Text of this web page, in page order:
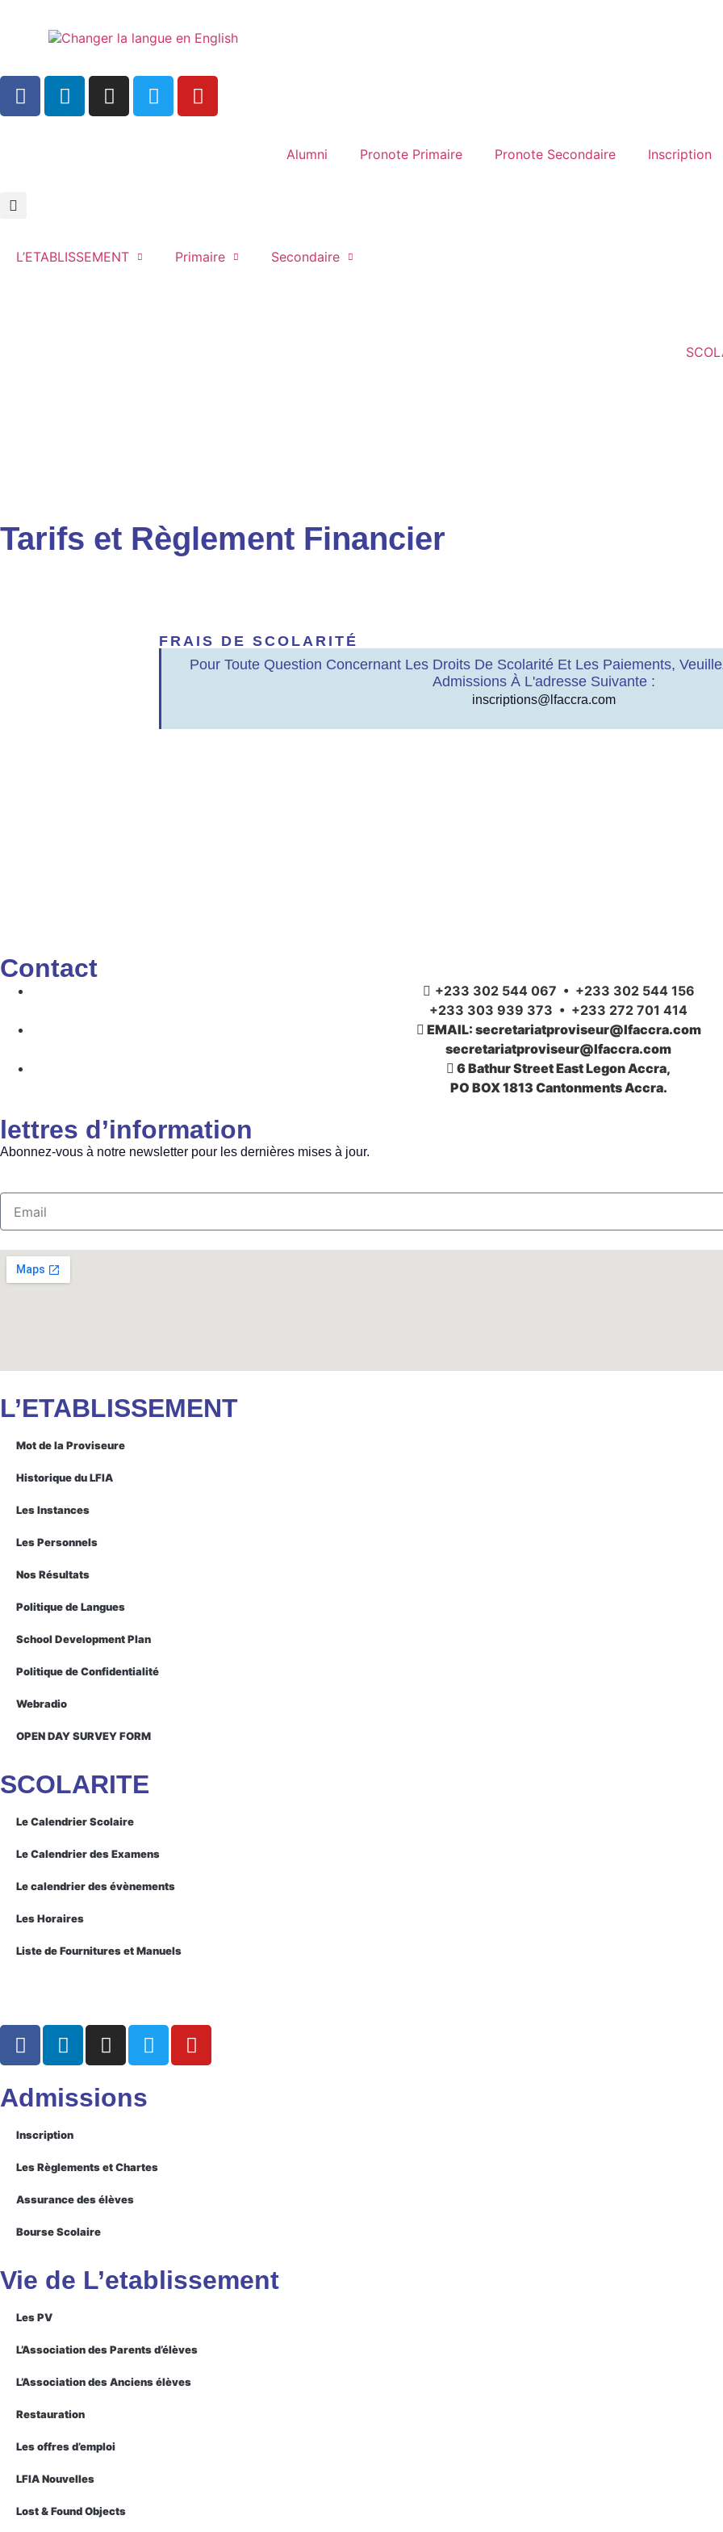
Alumni Pronote Primaire Pronote Secondaire Inscription
L’ETABLISSEMENT Primaire Secondaire
Tarifs et Règlement Financier
FRAIS DE SCOLARITÉ
Pour Toute Question Concernant Les Droits De Scolarité Et Les Paiements,
Admissions À L'adresse Suivante :
inscriptions@lfaccra.com
Contact
+233 302 544 067 • +233 302 544 156
+233 303 939 373 • +233 272 701 414
EMAIL: secretariatproviseur@lfaccra.com
secretariatproviseur@lfaccra.com
6 Bathur Street East Legon Accra,
PO BOX 1813 Cantonments Accra.
lettres d’information
Abonnez-vous à notre newsletter pour les dernières mises à jour.
L’ETABLISSEMENT
Mot de la Proviseure
Historique du LFIA
Les Instances
Les Personnels
Nos Résultats
Politique de Langues
School Development Plan
Politique de Confidentialité
Webradio
OPEN DAY SURVEY FORM
SCOLARITE
Le Calendrier Scolaire
Le Calendrier des Examens
Le calendrier des évènements
Les Horaires
Liste de Fournitures et Manuels
Admissions
Inscription
Les Règlements et Chartes
Assurance des élèves
Bourse Scolaire
Vie de L’etablissement
Les PV
L’Association des Parents d’élèves
L’Association des Anciens élèves
Restauration
Les offres d’emploi
LFIA Nouvelles
Lost & Found Objects